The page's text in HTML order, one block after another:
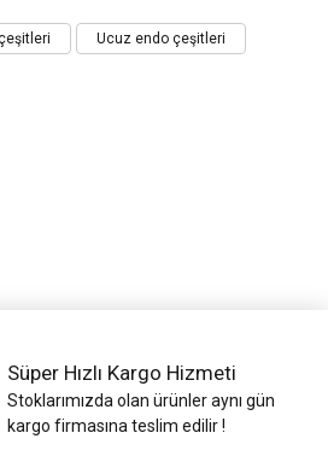
Ucuz endo çeşitleri
Süper Hızlı Kargo Hizmeti
Stoklarımızda olan ürünler aynı gün
kargo firmasına teslim edilir !